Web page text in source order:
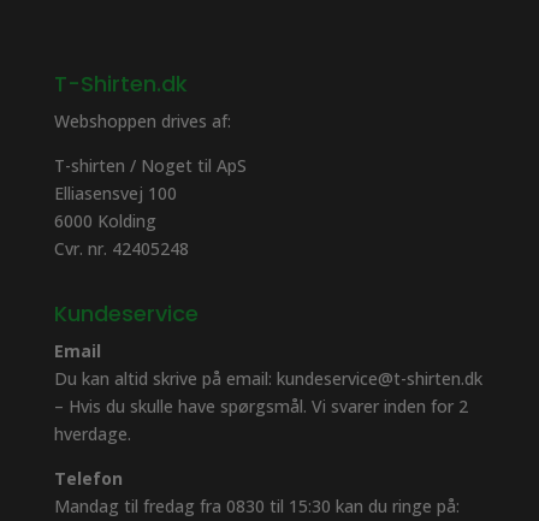
T-Shirten.dk
Webshoppen drives af:
T-shirten / Noget til ApS
Elliasensvej 100
6000 Kolding
Cvr. nr. 42405248
Kundeservice
Email
Du kan altid skrive på email: kundeservice@t-shirten.dk
– Hvis du skulle have spørgsmål. Vi svarer inden for 2
hverdage.
Telefon
Mandag til fredag fra 0830 til 15:30 kan du ringe på: